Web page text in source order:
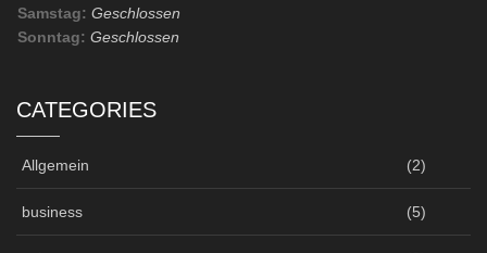
Samstag: Geschlossen
Sonntag: Geschlossen
CATEGORIES
Allgemein (2)
business (5)